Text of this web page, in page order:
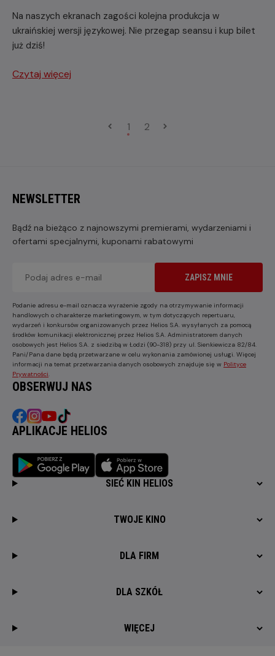
Na naszych ekranach zagości kolejna produkcja w
ukraińskiej wersji językowej. Nie przegap seansu i kup bilet
już dziś!
Czytaj więcej
1 2
NEWSLETTER
Bądź na bieżąco z najnowszymi premierami, wydarzeniami i
ofertami specjalnymi, kuponami rabatowymi
ZAPISZ MNIE
Podanie adresu e-mail oznacza wyrażenie zgody na otrzymywanie informacji
handlowych o charakterze marketingowym, w tym dotyczących repertuaru,
wydarzeń i konkursów organizowanych przez Helios S.A. wysyłanych za pomocą
środków komunikacji elektronicznej przez Helios S.A. Administratorem danych
osobowych jest Helios S.A. z siedzibą w Łodzi (90-318) przy ul. Sienkiewicza 82/84.
Pani/Pana dane będą przetwarzane w celu wykonania zamówionej usługi. Więcej
informacji na temat przetwarzania danych osobowych znajduje się w Polityce
Prywatności.
OBSERWUJ NAS
APLIKACJE HELIOS
SIEĆ KIN HELIOS
TWOJE KINO
DLA FIRM
DLA SZKÓŁ
WIĘCEJ